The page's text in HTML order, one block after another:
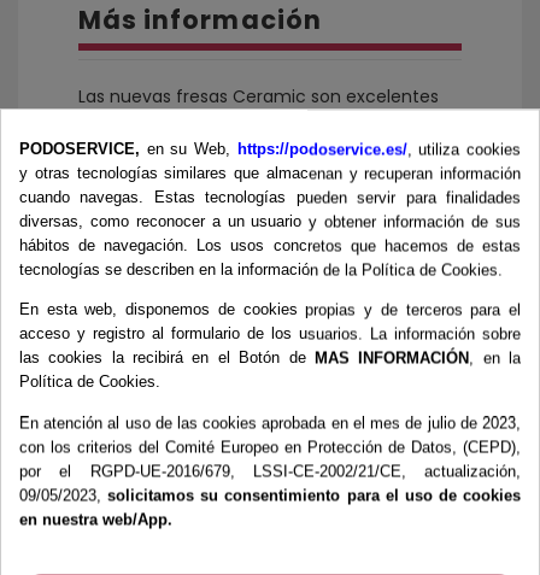
Más información
Las nuevas fresas Ceramic son excelentes
como para su uso en canales.Debido a la
reducción de temperatura durante el
trabajo, la alta resistencia de la cerámica a
desinfectantes y autoclaves y las increíbles
propiedades de la cerámica, hace que la
vida útil se multiplique frente a una fresa de
carburo.El peso de la cerámica de alto
rendimiento utilizada en las fresas KERA es
hasta un 25% más ligero que el carburo, lo
que ayuda a un fresado más suave, que
tanto el podólogo como el paciente
notarán.Ventajas de la cerámica:• Mayor
durabilidad de las propiedades de corte.•
Perfecto equilibrado, sin vibraciones.•
Reducción de la generación de calor por
fricción.• Apariencia aséptica y facilidad de
limpieza.• Alta resistencia a los
desinfectantes y a la esterilización.
PODOSERVICE, en su Web, https://podoservice.es/, utiliza cookies
y otras tecnologías similares que almacenan y recuperan información
cuando navegas. Estas tecnologías pueden servir para finalidades
diversas, como reconocer a un usuario y obtener información de sus
hábitos de navegación. Los usos concretos que hacemos de estas
tecnologías se describen en la información de la Política de Cookies.
En esta web, disponemos de cookies propias y de terceros para el
acceso y registro al formulario de los usuarios. La información sobre
las cookies la recibirá en el Botón de MAS INFORMACIÓN , en la
Política de Cookies.
En atención al uso de las cookies aprobada en el mes de julio de 2023,
con los criterios del Comité Europeo en Protección de Datos, (CEPD),
por el RGPD-UE-2016/679, LSSI-CE-2002/21/CE, actualización,
09/05/2023,solicitamos su consentimiento para el uso de cookies
en nuestra web/App.